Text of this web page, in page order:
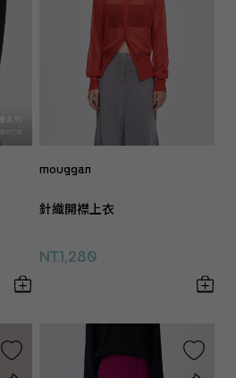
mouggan
針織開襟上衣
NT.1,280